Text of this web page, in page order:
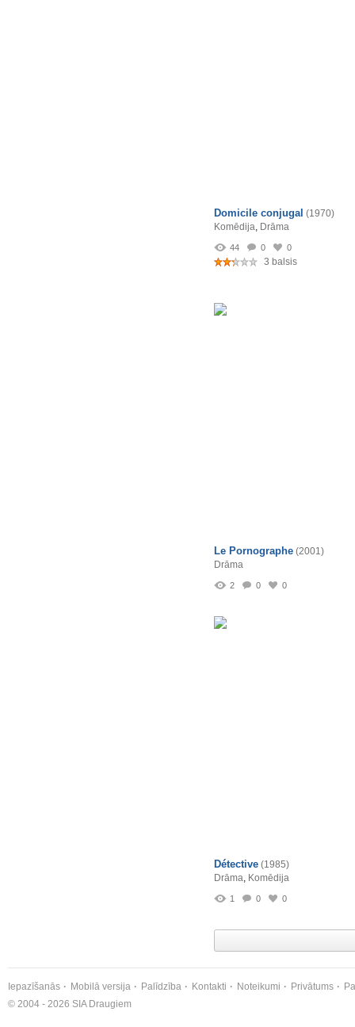
Domicile conjugal (1970)
Komēdija, Drāma
44 0 0
3 balsis
Le Pornographe (2001)
Drāma
2 0 0
Détective (1985)
Drāma, Komēdija
1 0 0
Iepazīšanās Mobilā versija Palīdzība Kontakti Noteikumi Privātums
© 2004 - 2026 SIA Draugiem